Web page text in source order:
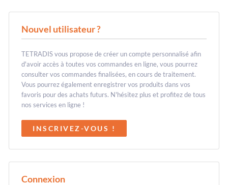
Nouvel utilisateur ?
TETRADIS vous propose de créer un compte personnalisé afin
d'avoir accès à toutes vos commandes en ligne, vous pourrez
consulter vos commandes finalisées, en cours de traitement.
Vous pourrez également enregistrer vos produits dans vos
favoris pour des achats futurs. N'hésitez plus et profitez de tous
nos services en ligne !
INSCRIVEZ-VOUS !
Connexion